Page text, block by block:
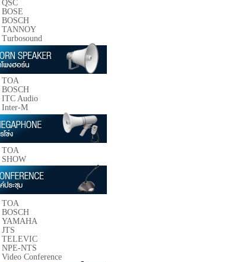
QSC
BOSE
BOSCH
TANNOY
Turbosound
TOA
BOSCH
ITC Audio
Inter-M
TOA
SHOW
TOA
BOSCH
YAMAHA
JTS
TELEVIC
NPE-NTS
Video Conference